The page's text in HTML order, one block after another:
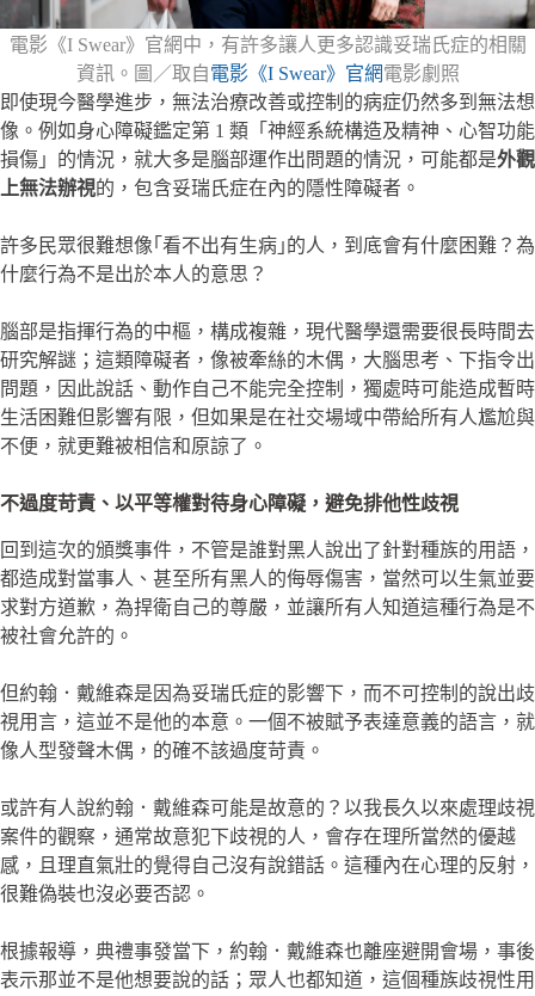
電影《I Swear》官網中，有許多讓人更多認識妥瑞氏症的相關
資訊。圖／取自電影《I Swear》官網電影劇照
即使現今醫學進步，無法治療改善或控制的病症仍然多到無法想
像。例如身心障礙鑑定第 1 類「神經系統構造及精神、心智功能
損傷」的情況，就大多是腦部運作出問題的情況，可能都是外觀
上無法辦視的，包含妥瑞氏症在內的隱性障礙者。
許多民眾很難想像｢看不出有生病｣的人，到底會有什麼困難？為
什麼行為不是出於本人的意思？
腦部是指揮行為的中樞，構成複雜，現代醫學還需要很長時間去
研究解謎；這類障礙者，像被牽絲的木偶，大腦思考、下指令出
問題，因此說話、動作自己不能完全控制，獨處時可能造成暫時
生活困難但影響有限，但如果是在社交場域中帶給所有人尷尬與
不便，就更難被相信和原諒了。
不過度苛責、以平等權對待身心障礙，避免排他性歧視
回到這次的頒獎事件，不管是誰對黑人說出了針對種族的用語，
都造成對當事人、甚至所有黑人的侮辱傷害，當然可以生氣並要
求對方道歉，為捍衛自己的尊嚴，並讓所有人知道這種行為是不
被社會允許的。
但約翰．戴維森是因為妥瑞氏症的影響下，而不可控制的說出歧
視用言，這並不是他的本意。一個不被賦予表達意義的語言，就
像人型發聲木偶，的確不該過度苛責。
或許有人說約翰．戴維森可能是故意的？以我長久以來處理歧視
案件的觀察，通常故意犯下歧視的人，會存在理所當然的優越
感，且理直氣壯的覺得自己沒有說錯話。這種內在心理的反射，
很難偽裝也沒必要否認。
根據報導，典禮事發當下，約翰．戴維森也離座避開會場，事後
表示那並不是他想要說的話；眾人也都知道，這個種族歧視性用